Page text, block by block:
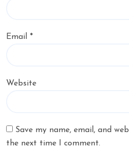
Email *
Website
Save my name, email, and
the next time I comment.